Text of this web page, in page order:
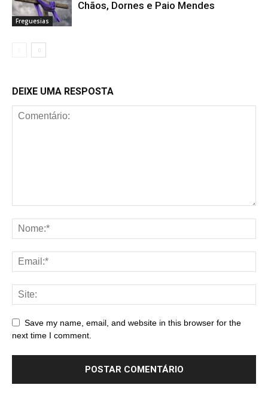
Freguesias
Chãos, Dornes e Paio Mendes
DEIXE UMA RESPOSTA
Save my name, email, and website in this browser for the
next time I comment.